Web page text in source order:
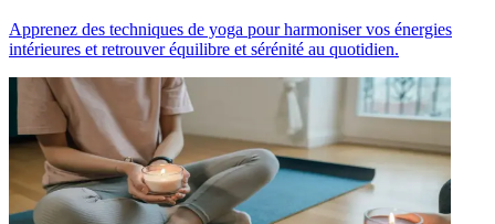
Apprenez des techniques de yoga pour harmoniser vos énergies
intérieures et retrouver équilibre et sérénité au quotidien.